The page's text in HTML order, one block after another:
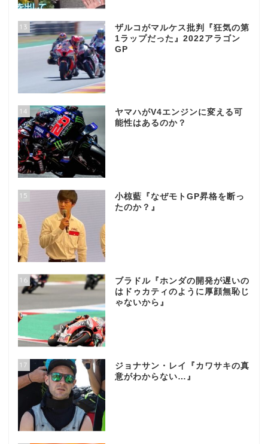
13
ザルコがマルケス批判『狂気の第
1ラップだった』2022アラゴン
GP
14
ヤマハがV4エンジンに変える可
能性はあるのか？
15
小椋藍『なぜモトGP昇格を断っ
たのか？』
16
ブラドル『ホンダの開発が遅いの
はドゥカティのように厚顔無恥じ
ゃないから』
17
ジョナサン・レイ『カワサキの真
意がわからない…』